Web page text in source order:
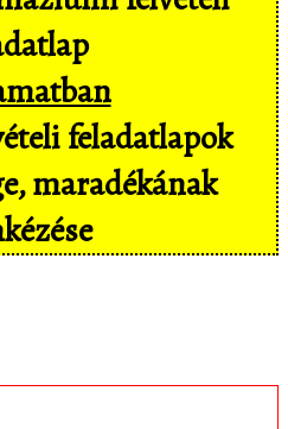
feladatlapok
maradékának